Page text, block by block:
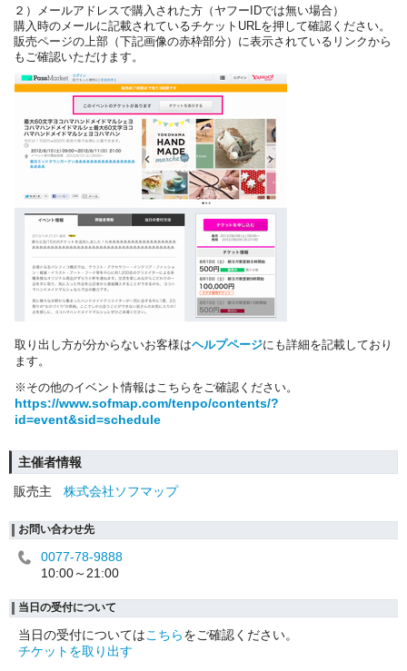
２）メールアドレスで購入された方（ヤフーIDでは無い場合）
購入時のメールに記載されているチケットURLを押して確認ください。
販売ページの上部（下記画像の赤枠部分）に表示されているリンクから
もご確認いただけます。
取り出し方が分からないお客様はヘルプページにも詳細を記載しており
ます。
※その他のイベント情報はこちらをご確認ください。
https://www.sofmap.com/tenpo/contents/?
id=event&sid=schedule
主催者情報
販売主
株式会社ソフマップ
お問い合わせ先
0077-78-9888
10:00～21:00
当日の受付について
当日の受付についてはこちらをご確認ください。
チケットを取り出す